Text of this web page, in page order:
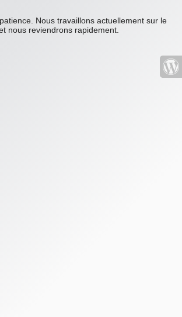
Nous travaillons actuellement sur le
nous reviendrons rapidement.